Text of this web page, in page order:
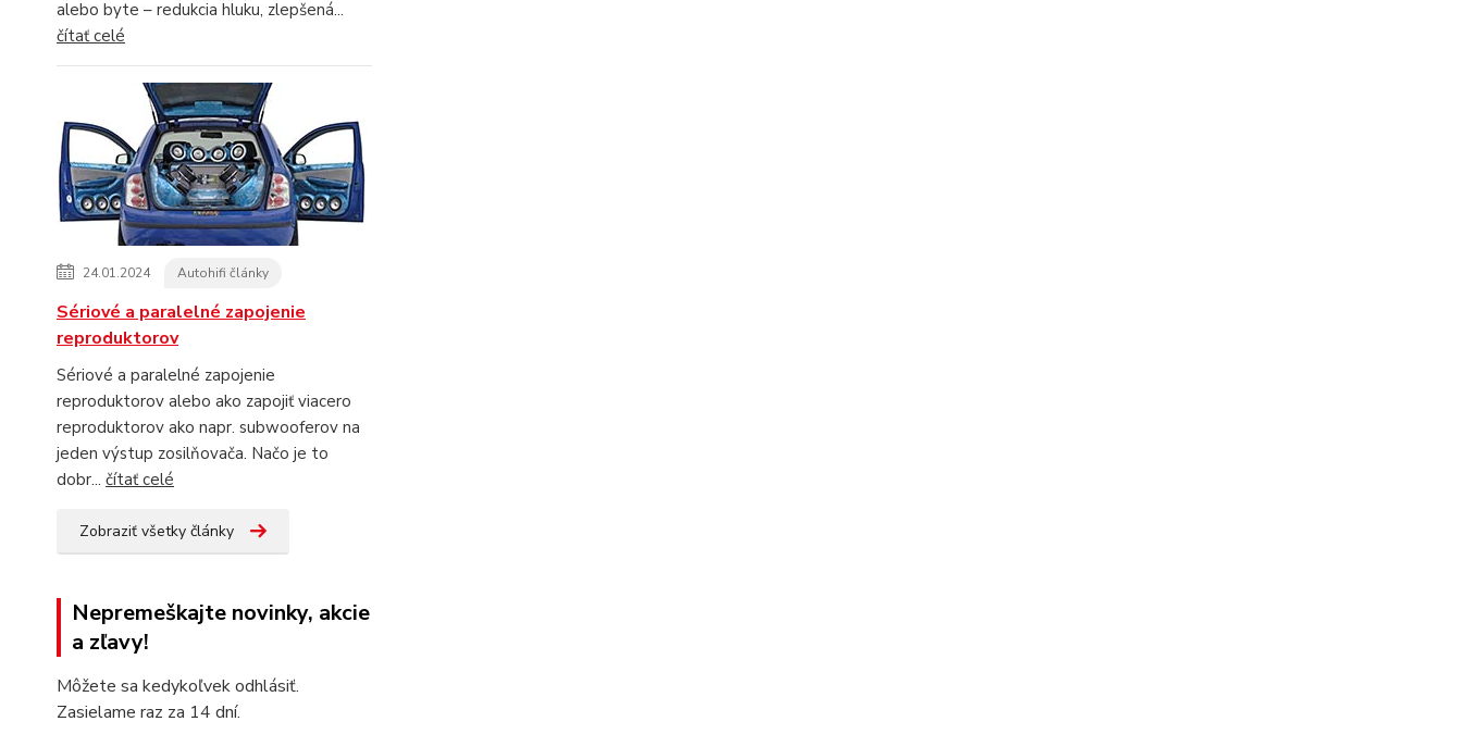
alebo byte – redukcia hluku, zlepšená...
čítať celé
24.01.2024 Autohifi články
Sériové a paralelné zapojenie
reproduktorov
Sériové a paralelné zapojenie
reproduktorov alebo ako zapojiť viacero
reproduktorov ako napr. subwooferov na
jeden výstup zosilňovača. Načo je to
dobr... čítať celé
Zobraziť všetky články
Nepremeškajte novinky, akcie
a zľavy!
Môžete sa kedykoľvek odhlásiť.
Zasielame raz za 14 dní.